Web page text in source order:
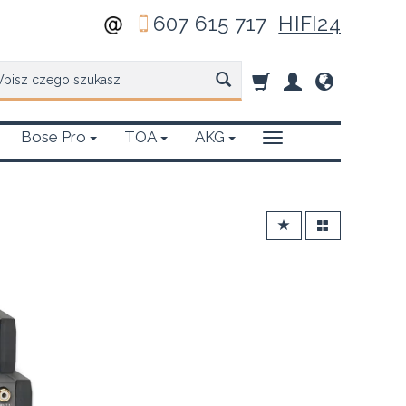
607 615 717 HIFI24
Bose Pro TOA AKG